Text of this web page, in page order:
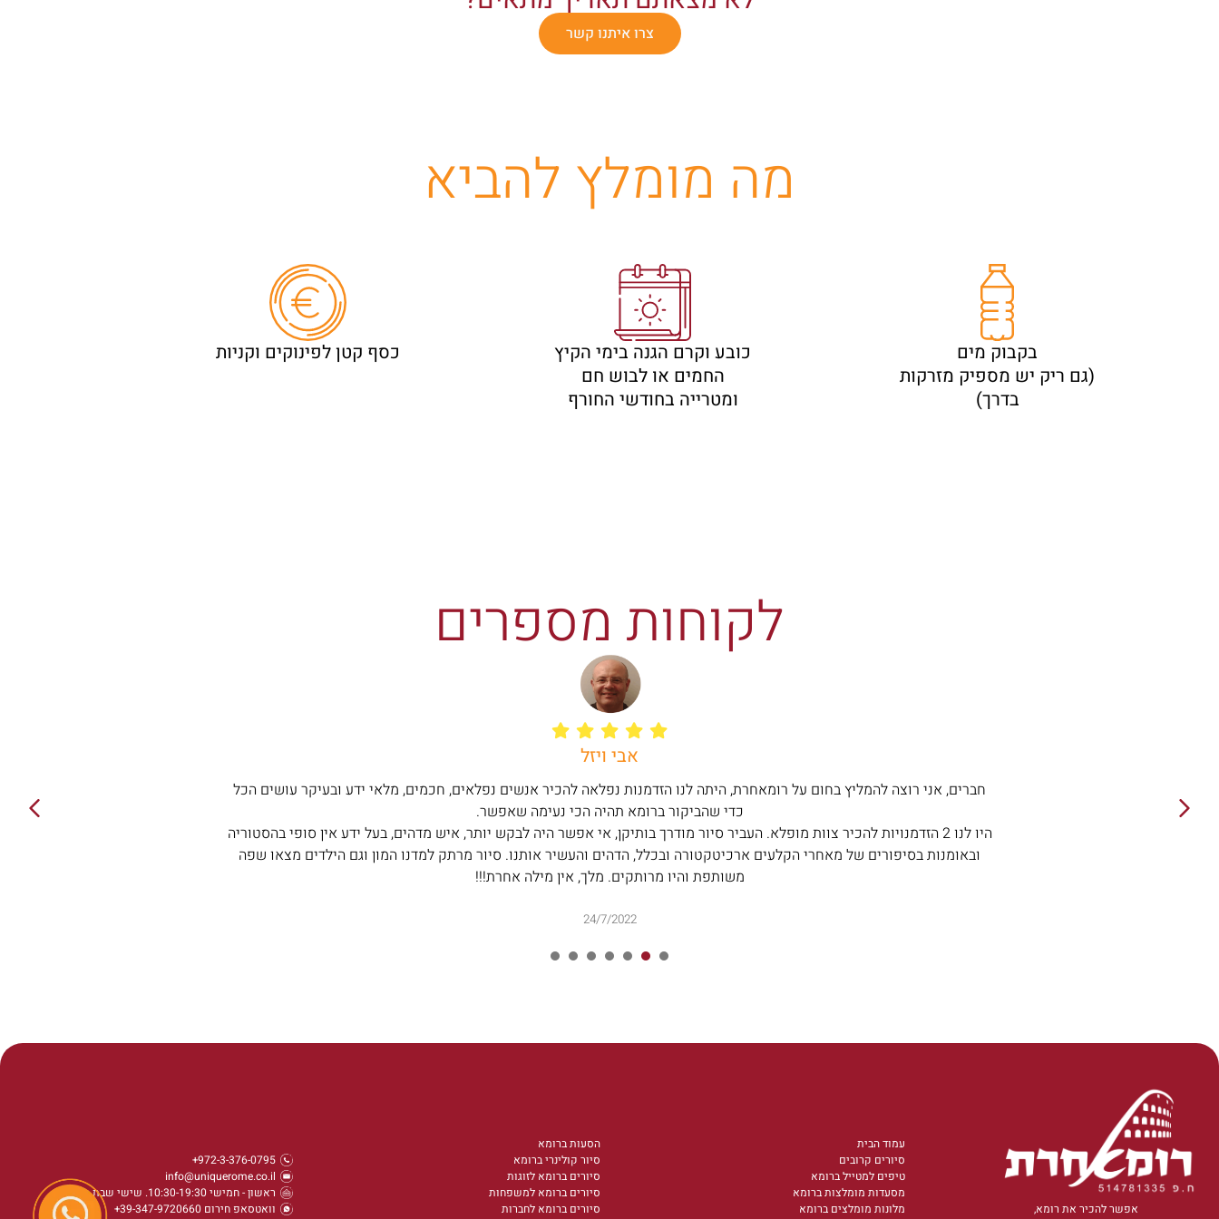
צרו איתנו קשר
מה מומלץ להביא
בקבוק מים
(גם ריק יש מספיק מזרקות
בדרך)
כובע וקרם הגנה בימי הקיץ
החמים או לבוש חם
ומטרייה בחודשי החורף
כסף קטן לפינוקים וקניות
לקוחות מספרים
חברים, אני רוצה להמליץ בחום על רומאחרת, היתה לנו הזדמנות נפלאה להכיר אנשים נפלאים, חכמים, מלאי ידע ובעיקר עושים הכל
כדי שהביקור ברומא תהיה הכי נעימה שאפשר.
היו לנו 2 הזדמנויות להכיר צוות מופלא. העביר סיור מודרך בותיקן, אי אפשר היה לבקש יותר, איש מדהים, בעל ידע אין סופי בהסטוריה
ובאומנות בסיפורים של מאחרי הקלעים ארכיטקטורה ובכלל, הדהים והעשיר אותנו. סיור מרתק למדנו המון וגם הילדים מצאו שפה
משותפת והיו מרותקים. מלך, אין מילה אחרת!!!
אבי ויזל
24/7/2022
אפשר להכיר את רומא,
עמוד הבית
סיורים קרובים
טיפים למטייל ברומא
מסעדות מומלצות ברומא
מלונות מומלצים ברומא
הסעות ברומא
סיור קולינרי ברומא
סיורים ברומא לזוגות
סיורים ברומא למשפחות
סיורים ברומא לחברות
972-3-376-0795+
info@uniquerome.co.il
ראשון - חמישי 10:30-19:30. שישי שבת סגור
וואטסאפ חירום 39-347-9720660+